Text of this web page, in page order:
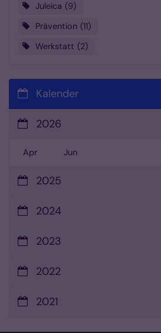
Juleica
9
Prävention 11
Werkstatt 2
Kalender
2026
Apr Jun
2025
2024
2023
2022
2021